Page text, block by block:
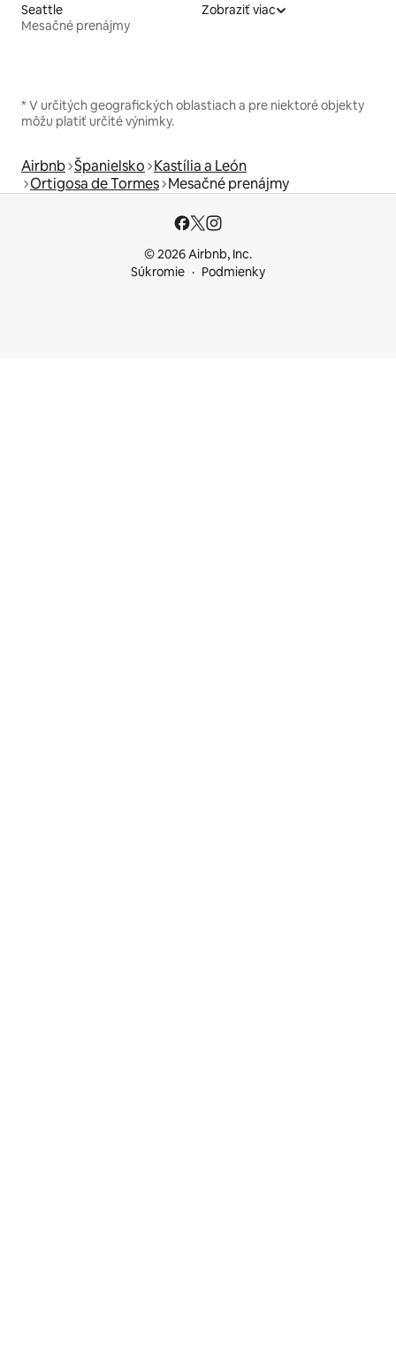
Seattle
Mesačné prenájmy
Zobraziť viac
* V určitých geografických oblastiach a pre niektoré objekty
môžu platiť určité výnimky.
Airbnb Španielsko Kastília a León
Ortigosa de Tormes Mesačné prenájmy
© 2026 Airbnb, Inc.
Súkromie
Podmienky